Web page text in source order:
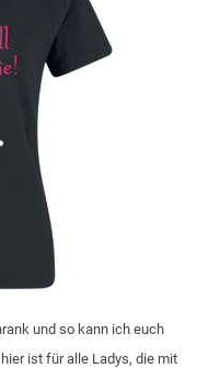
und so kann ich euch
ist für alle Ladys, die mit